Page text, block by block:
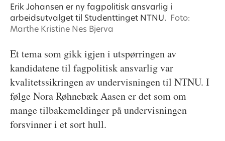
Erik Johansen er ny fagpolitisk ansvarlig i
arbeidsutvalget til Studenttinget NTNU. Foto:
Marthe Kristine Nes Bjerva
Et tema som gikk igjen i utspørringen av
kandidatene til fagpolitisk ansvarlig var
kvalitetssikringen av undervisningen til NTNU. I
følge Nora Røhnebæk Aasen er det som om
mange tilbakemeldinger på undervisningen
forsvinner i et sort hull.